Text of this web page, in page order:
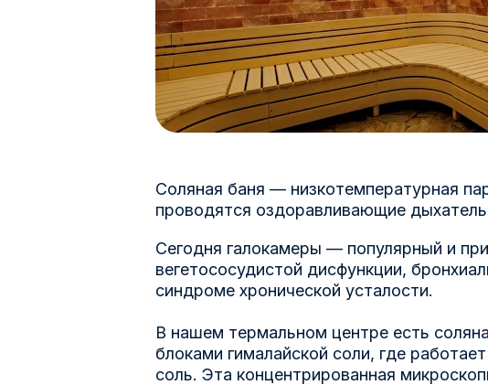
Сегодня галокамеры — популярный и
вегетососудистой дисфункции,
синдроме хронической усталости.
В нашем термальном центре есть
блоками гималайской соли, где
соль. Эта концентрированная
Соляная баня — низкотемпературная
проводятся оздоравливающие